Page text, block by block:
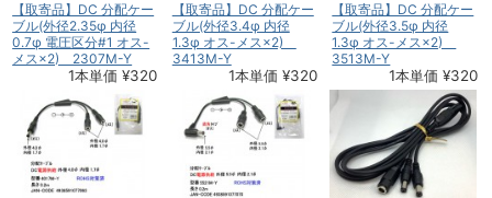
【取寄品】DC 分配ケー
ブル(外径2.35φ 内径
0.7φ 電圧区分#1 オス-
メス×2) 2307M-Y
1本単価 ¥320
【取寄品】DC 分配ケー
ブル(外径3.4φ 内径
1.3φ オス-メス×2)
3413M-Y
1本単価 ¥320
【取寄品】DC 分配ケー
ブル(外径3.5φ 内径
1.3φ オス-メス×2)
3513M-Y
1本単価 ¥320